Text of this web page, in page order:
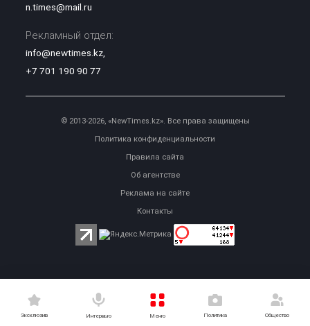
Эксклюзив Интервью Меню Политика Общество
n.times@mail.ru
Рекламный отдел:
info@newtimes.kz,
+7 701 190 90 77
© 2013-2026, «NewTimes.kz». Все права защищены
Политика конфиденциальности
Правила сайта
Об агентстве
Реклама на сайте
Контакты